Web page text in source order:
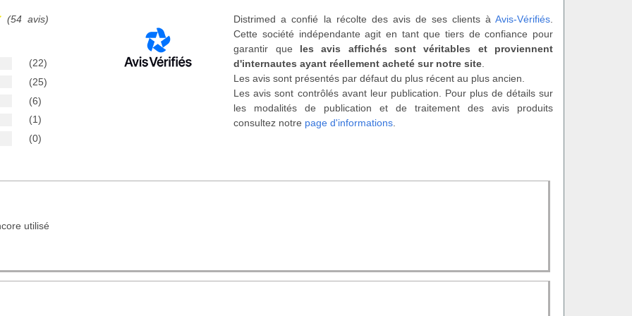
(54 avis)
(22)
(25)
(6)
(1)
(0)
Distrimed a confié la récolte des avis de ses clients à Avis-Vérifiés.
Cette société indépendante agit en tant que tiers de confiance pour
garantir que les avis affichés sont véritables et proviennent
d'internautes ayant réellement acheté sur notre site
Les avis sont présentés par défaut du plus récent au plus ancien.
Les avis sont contrôlés avant leur publication. Pour plus de détails sur
les modalités de publication et de traitement des avis produits
consultez notre page d'informations
utilisé